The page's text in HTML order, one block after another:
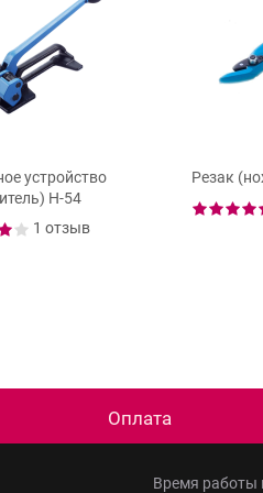
устройство
Н-54
1 отзыв
Резак
Оплата
Время работы